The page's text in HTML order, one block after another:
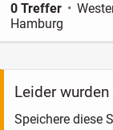
0 Treffer
Hamburg
Leider
Speichere diese